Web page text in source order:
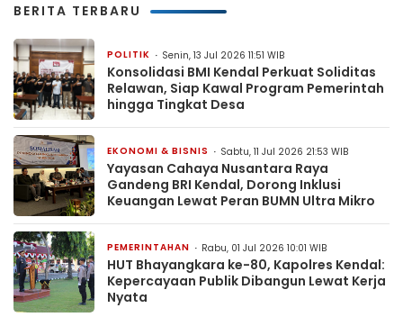
BERITA TERBARU
POLITIK Senin, 13 Jul 2026 11:51 WIB
Konsolidasi BMI Kendal Perkuat Soliditas
Relawan, Siap Kawal Program Pemerintah
hingga Tingkat Desa
EKONOMI & BISNIS Sabtu, 11 Jul 2026 21:53 WIB
Yayasan Cahaya Nusantara Raya
Gandeng BRI Kendal, Dorong Inklusi
Keuangan Lewat Peran BUMN Ultra Mikro
PEMERINTAHAN Rabu, 01 Jul 2026 10:01 WIB
HUT Bhayangkara ke-80, Kapolres Kendal:
Kepercayaan Publik Dibangun Lewat Kerja
Nyata